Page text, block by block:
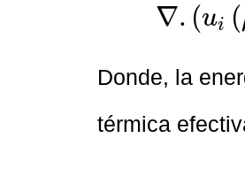
∇. (ui (
∇.u ρE + p=∇. e f
Donde, la
térmica